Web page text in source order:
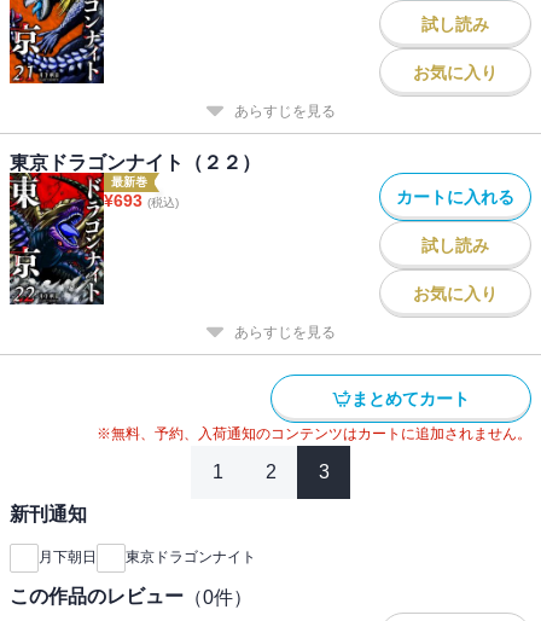
試し読み
お気に入り
あらすじを見る
東京ドラゴンナイト（２２）
最新巻
¥693 (税込) カートに入れる
試し読み
お気に入り
あらすじを見る
まとめてカート
※無料、予約、入荷通知のコンテンツはカートに追加されません。
1 2 3
新刊通知
月下朝日 東京ドラゴンナイト
この作品のレビュー （0件）